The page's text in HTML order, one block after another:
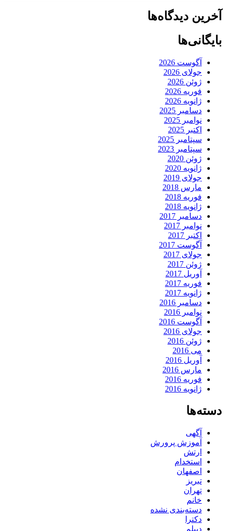
آخرین دیدگاه‌ها
بایگانی‌ها
آگوست 2026
جولای 2026
ژوئن 2026
فوریه 2026
ژانویه 2026
دسامبر 2025
نوامبر 2025
اکتبر 2025
سپتامبر 2025
سپتامبر 2023
ژوئن 2020
ژانویه 2020
جولای 2019
مارس 2018
فوریه 2018
ژانویه 2018
دسامبر 2017
نوامبر 2017
اکتبر 2017
آگوست 2017
جولای 2017
ژوئن 2017
آوریل 2017
فوریه 2017
ژانویه 2017
دسامبر 2016
نوامبر 2016
آگوست 2016
جولای 2016
ژوئن 2016
می 2016
آوریل 2016
مارس 2016
فوریه 2016
ژانویه 2016
دسته‌ها
آگهی
آموزش پرورش
ارتش
استخدام
اصفهان
تبریز
تهران
خانم
دسته‌بندی نشده
دکترا
دیپلم